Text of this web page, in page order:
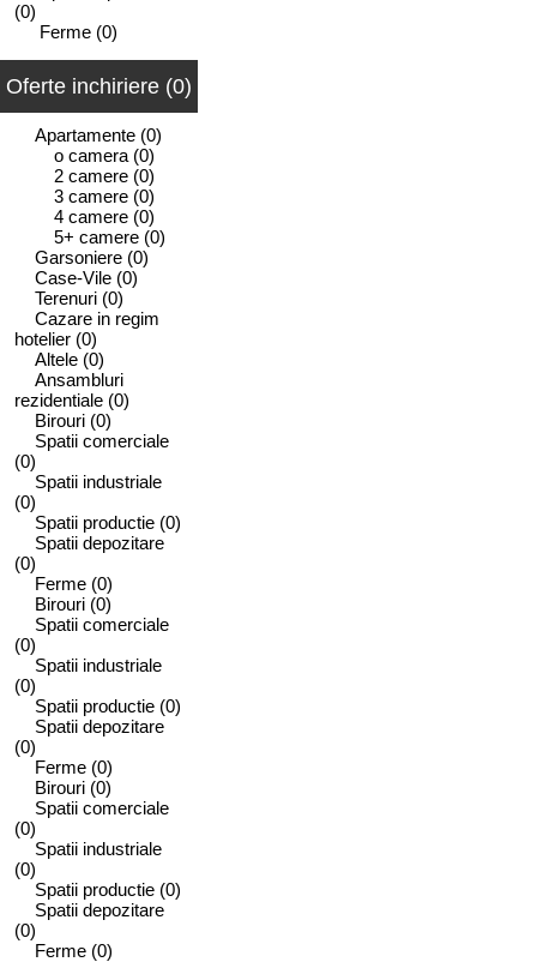
(0)
Ferme (0)
Oferte inchiriere (0)
Apartamente (0)
o camera (0)
2 camere (0)
3 camere (0)
4 camere (0)
5+ camere (0)
Garsoniere (0)
Case-Vile (0)
Terenuri (0)
Cazare in regim
hotelier (0)
Altele (0)
Ansambluri
rezidentiale (0)
Birouri (0)
Spatii comerciale
(0)
Spatii industriale
(0)
Spatii productie (0)
Spatii depozitare
(0)
Ferme (0)
Birouri (0)
Spatii comerciale
(0)
Spatii industriale
(0)
Spatii productie (0)
Spatii depozitare
(0)
Ferme (0)
Birouri (0)
Spatii comerciale
(0)
Spatii industriale
(0)
Spatii productie (0)
Spatii depozitare
(0)
Ferme (0)